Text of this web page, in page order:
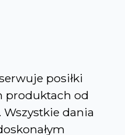
posiłki
produktach od
dania